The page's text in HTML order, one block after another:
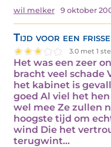
wil melker 9 oktober
Tijd voor een
3.0 met 1
Het was een zeer
bracht veel schade
het kabinet is
goed Al viel het
wel mee Ze zullen
hoogste tijd om
wind Die het
terugwint…